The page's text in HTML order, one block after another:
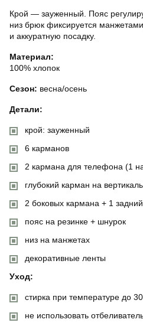
Крой — зауженный. Пояс
низ брюк фиксируется
и аккуратную посадку.
Материал:
100% хлопок
Сезон: весна/осень
Детали:
крой: зауженный
6 карманов
2 кармана для телефона (1
глубокий карман на
2 боковых кармана + 1 задний
пояс на резинке + шнурок
низ на манжетах
декоративные ленты
Уход:
стирка при температуре до
не использовать